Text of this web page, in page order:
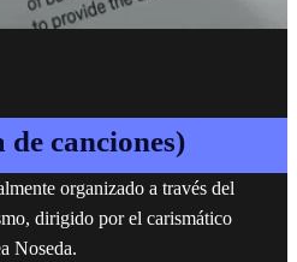
canciones)
organizado a través del
dirigido por el carismático
Noseda.